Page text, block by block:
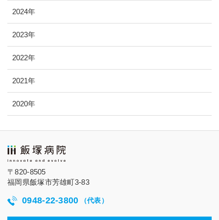
2024年
2023年
2022年
2021年
2020年
〒820-8505
福岡県飯塚市芳雄町3-83
0948-22-3800 （代表）